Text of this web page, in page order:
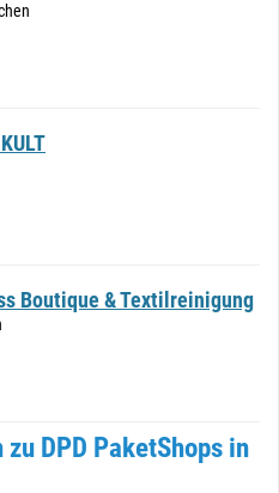
Boutique & Textilreinigung
DPD PaketShops in